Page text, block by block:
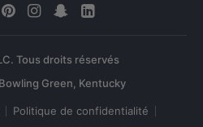
Tous droits réservés
Politique de confidentialité